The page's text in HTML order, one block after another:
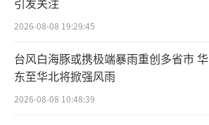
2026-08-08 19:29:45
台风白海豚或携极端暴雨重创多省市 华
东至华北将掀强风雨
2026-08-08 10:48:39